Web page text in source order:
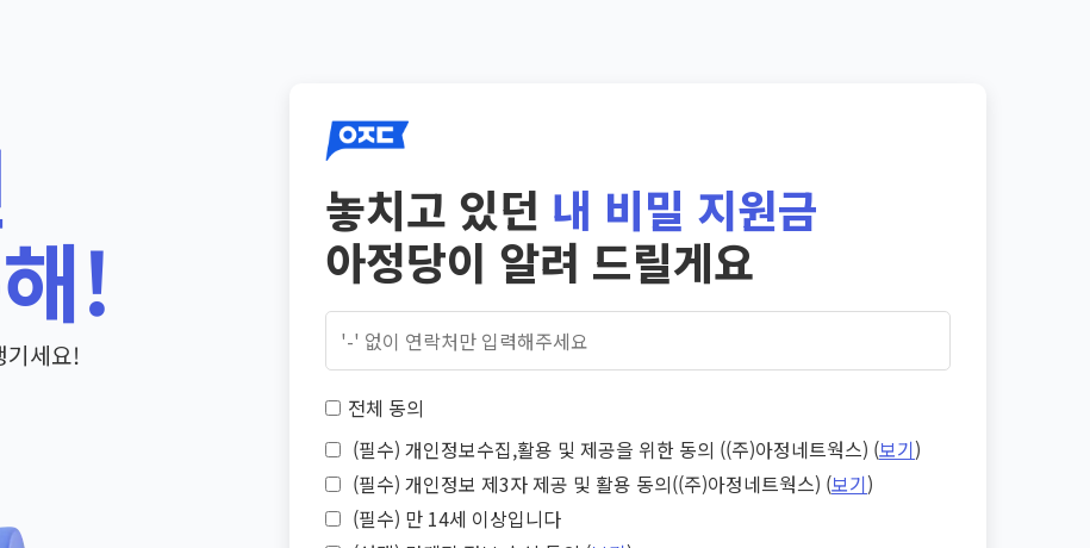
!
기세요!
놓치고 있던 내 비밀 지원금
아정당이 알려 드릴게요
전체 동의
(필수) 개인정보수집,활용 및 제공을 위한 동의 ((주)아정네트웍스) (보기)
(필수) 개인정보 제3자 제공 및 활용 동의((주)아정네트웍스) (보기)
(필수) 만 14세 이상입니다